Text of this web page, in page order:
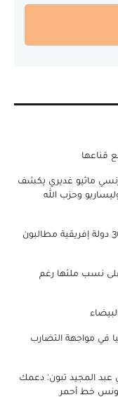
قناعها
ماثيو غديري يكشف
وحزب الله
تأشيرة الدخول للولايات المتحدة: مواطنو 30 دولة إفريقية مطالبون
نسب ملئها رغم
في مواجهة التضارب
عبد المجيد تبون: دعمك
خط أحمر